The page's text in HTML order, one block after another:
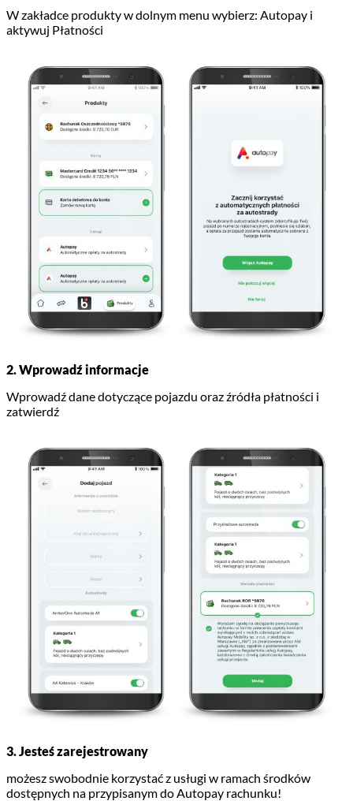
W zakładce produkty w dolnym menu wybierz: Autopay i
aktywuj Płatności
2. Wprowadź informacje
Wprowadź dane dotyczące pojazdu oraz źródła płatności i
zatwierdź
3. Jesteś zarejestrowany
możesz swobodnie korzystać z usługi w ramach środków
dostępnych na przypisanym do Autopay rachunku!